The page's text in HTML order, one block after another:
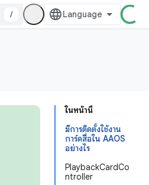
/
ในหน้านี้
มีการติดตั้งใช้งาน
การ์ดสื่อใน AAOS
อย่างไร
PlaybackCardCo
ntroller